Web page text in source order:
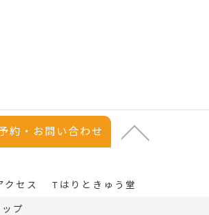
約・お問い合わせ
クセス
Tはりときゅう堂
プ